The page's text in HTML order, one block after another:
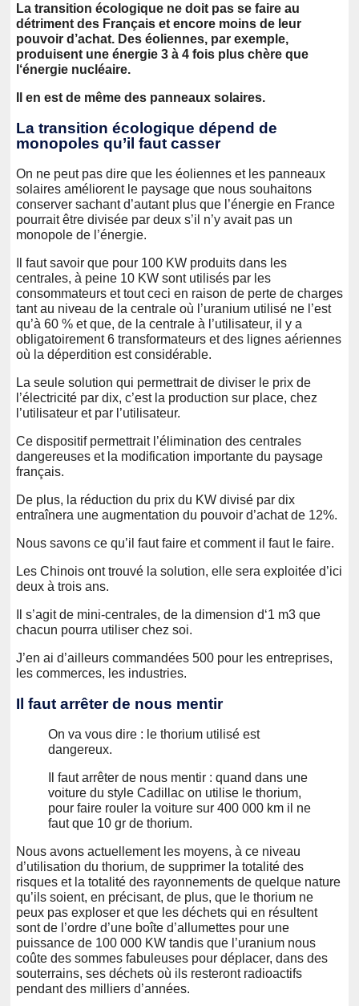
La transition écologique ne doit pas se faire au
détriment des Français et encore moins de leur
pouvoir d’achat. Des éoliennes, par exemple,
produisent une énergie 3 à 4 fois plus chère que
l‘énergie nucléaire.
Il en est de même des panneaux solaires.
La transition écologique dépend de
monopoles qu’il faut casser
On ne peut pas dire que les éoliennes et les panneaux
solaires améliorent le paysage que nous souhaitons
conserver sachant d’autant plus que l’énergie en France
pourrait être divisée par deux s’il n’y avait pas un
monopole de l’énergie.
Il faut savoir que pour 100 KW produits dans les
centrales, à peine 10 KW sont utilisés par les
consommateurs et tout ceci en raison de perte de charges
tant au niveau de la centrale où l’uranium utilisé ne l’est
qu’à 60 % et que, de la centrale à l’utilisateur, il y a
obligatoirement 6 transformateurs et des lignes aériennes
où la déperdition est considérable.
La seule solution qui permettrait de diviser le prix de
l’électricité par dix, c’est la production sur place, chez
l’utilisateur et par l’utilisateur.
Ce dispositif permettrait l’élimination des centrales
dangereuses et la modification importante du paysage
français.
De plus, la réduction du prix du KW divisé par dix
entraînera une augmentation du pouvoir d’achat de 12%.
Nous savons ce qu’il faut faire et comment il faut le faire.
Les Chinois ont trouvé la solution, elle sera exploitée d’ici
deux à trois ans.
Il s’agit de mini-centrales, de la dimension d‘1 m3 que
chacun pourra utiliser chez soi.
J’en ai d’ailleurs commandées 500 pour les entreprises,
les commerces, les industries.
Il faut arrêter de nous mentir
On va vous dire : le thorium utilisé est
dangereux.
Il faut arrêter de nous mentir : quand dans une
voiture du style Cadillac on utilise le thorium,
pour faire rouler la voiture sur 400 000 km il ne
faut que 10 gr de thorium.
Nous avons actuellement les moyens, à ce niveau
d’utilisation du thorium, de supprimer la totalité des
risques et la totalité des rayonnements de quelque nature
qu’ils soient, en précisant, de plus, que le thorium ne
peux pas exploser et que les déchets qui en résultent
sont de l’ordre d’une boîte d’allumettes pour une
puissance de 100 000 KW tandis que l’uranium nous
coûte des sommes fabuleuses pour déplacer, dans des
souterrains, ses déchets où ils resteront radioactifs
pendant des milliers d’années.